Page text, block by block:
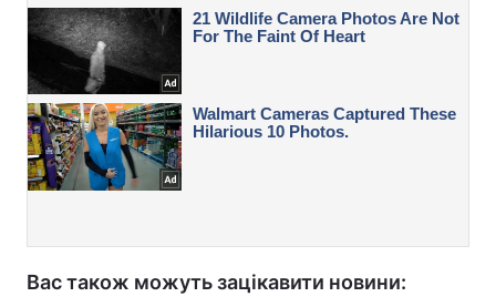
Вас також можуть зацікавити новини: